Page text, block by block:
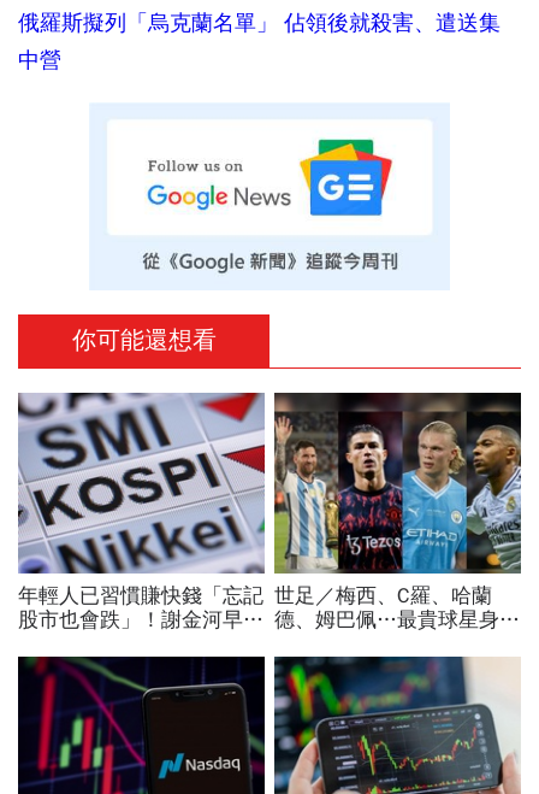
俄羅斯擬列「烏克蘭名單」 佔領後就殺害、遣送集
中營
你可能還想看
年輕人已習慣賺快錢「忘記
股市也會跌」！謝金河早一
出事：根本把投資人丟火坑
世足／梅西、C羅、哈蘭
德、姆巴佩…最貴球星身價
國560億是墊底球隊77倍